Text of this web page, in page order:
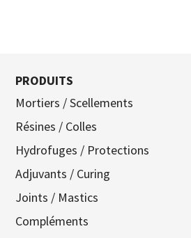
PRODUITS
Mortiers / Scellements
Résines / Colles
Hydrofuges / Protections
Adjuvants / Curing
Joints / Mastics
Compléments